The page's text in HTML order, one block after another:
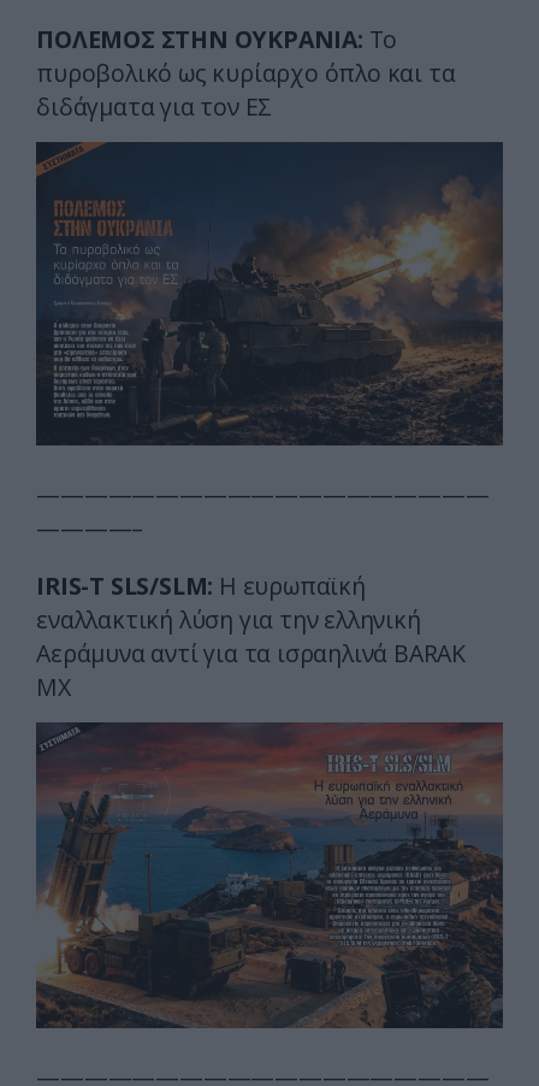
ΠΟΛΕΜΟΣ ΣΤΗΝ ΟΥΚΡΑΝΙΑ: To
πυροβολικό ως κυρίαρχο όπλο και τα
διδάγματα για τον ΕΣ
———————————————————
————–
IRIS-T SLS/SLM: Η ευρωπαϊκή
εναλλακτική λύση για την ελληνική
Αεράμυνα αντί για τα ισραηλινά BARAK
MX
———————————————————